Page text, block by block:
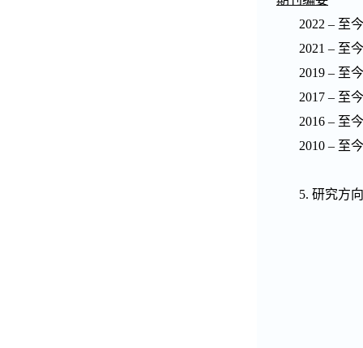
2022 – 至
2021 – 至
2019 – 至
2017 – 至
2016 – 至
2010 – 至
5. 研究方向